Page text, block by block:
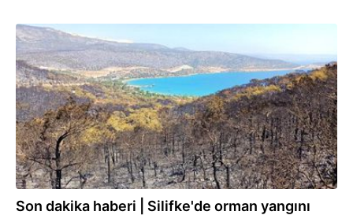
31.07.2021
Son dakika haberi | Silifke'de orman yangını